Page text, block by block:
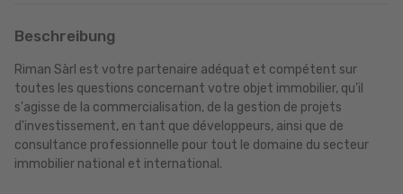
Beschreibung
Riman Sàrl est votre partenaire adéquat et compétent sur
toutes les questions concernant votre objet immobilier, qu'il
s'agisse de la commercialisation, de la gestion de projets
d'investissement, en tant que développeurs, ainsi que de
consultance professionnelle pour tout le domaine du secteur
immobilier national et international.